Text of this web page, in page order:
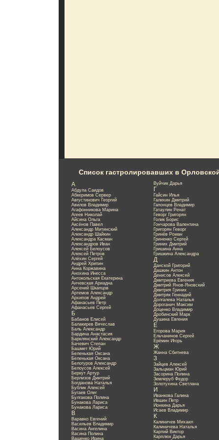
Список гастролировавших в
А
Абдула Саидов
Абкеримов Сервер
Августинович Георгий
Авилов Владимир
Агафонникова Марина
Агеев Николай
Айсина Ольга
Аксёнов Павел
Александр Митинский
Александр Шайкин
Александра Касман
Александров Иван
Алексей Белоусов
Алексей Петров
Алёхин Сергей
Андрей Хрипин
Анна Коржавина
Анохина Инесса
Антокольская Екатерина
Анчевская Ариадна
Арсений Шкапцов
Артемов Александр
Архипов Андрей
Афанасьев Петр
Афанасьев Сергей
Б
Бабанов Елисей
Балакирев Вячеслав
Баль Александр
Бардина Анастасия
Барклянский Александр
Бачевич Степан
Башмет Юрий
Беленькая Оксана
Беленькая Оксана
Белогуров Александр
Белоусов Алексей
Беркут Артур
Берлизов Дмитрий
Богданова Наталья
Бублик Алексей
Бугаев Олег
Булгакова Полина
Бунакова Лариса
Бунакова Лариса
В
Варавко Евгений
Васильев Владимир
Васина Ангелина
Васина Полина
Ващенко Ирина
Вуйчик Дарья
Г
Гайсин Илья
Галихин Дмитрий
Гапонцев Владимир
Гатаулин Ренат
Геворг Григорян
Голик Борис
Гончарова Валентина
Григорян Геворг
Гринёв Роман
Гриненко Сергей
Гриних Дмитрий
Гришина Анна
Гришкина Александра
Д
Данской Григорий
Дашкин Антон
Денисов Алексей
Дмитриева Евгения
Дмитрий Янов-Яновский
Дмитрия Гриних
Дмитряк Геннадий
Долгалева Наталья
Дороганич Максим
Доценко Владимир
Дробинский Марк
Душина Евгения
Е
Егорова Мария
Ельчанинов Сергей
Ерёмин Игорь
Ж
Жанна Сбитнева
З
Зайцев Алексей
Зальцман Юрий
Засорина Полина
Землеруб Федор
Золотухина Светлана
И
Иванкова Галина
Ившин Петр
Ионкина Дарья
Исаев Владимир
К
Калиничев Михаил
Калиничева Наталья
Карпий Виктор
Карплюк Дарья